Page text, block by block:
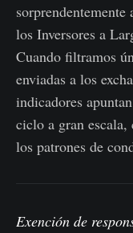
los Inversores a
Cuando filtramos
enviadas a los
indicadores
ciclo a gran
los patrones de
Exención de